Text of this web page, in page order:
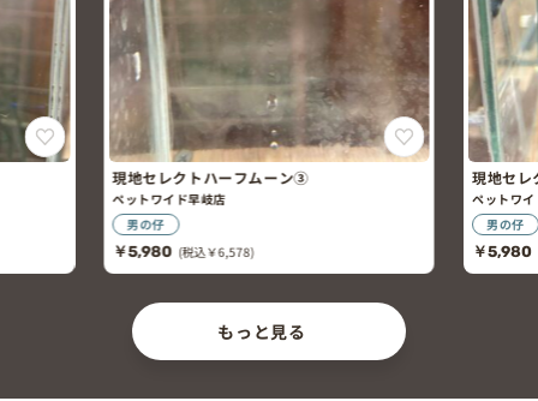
現地セレクトハーフムーン③
ペットワイド早岐店
男の仔
￥5,980 (税込￥6,578)
現地セ
ペットワ
男の仔
￥5,980
もっと見る